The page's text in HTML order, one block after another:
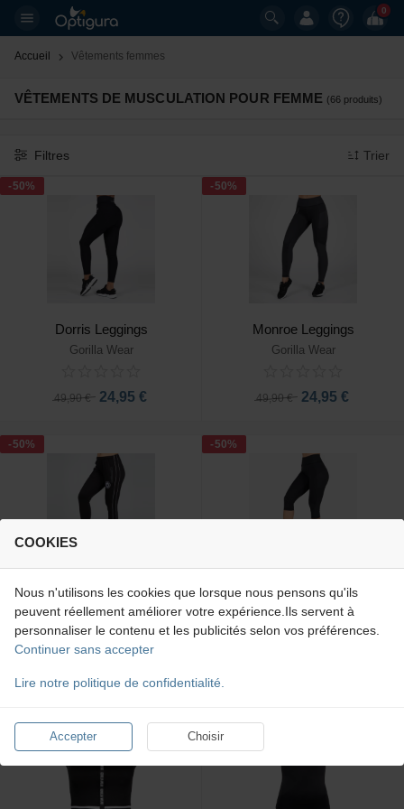
0
Accueil Vêtements femmes
VÊTEMENTS DE MUSCULATION POUR FEMME (66 produits)
Filtres Trier
-50%
Dorris Leggings
Gorilla Wear
49,90 € 24,95 €
-50%
Monroe Leggings
Gorilla Wear
49,90 € 24,95 €
-50%
Montana Track Pants
Gorilla Wear
49,90 € 24,95 €
-50%
Monroe Cropped Leggings
Gorilla Wear
COOKIES
Nous n'utilisons les cookies que lorsque nous pensons qu'ils
peuvent réellement améliorer votre expérience.Ils servent à
personnaliser le contenu et les publicités selon vos préférences.
Continuer sans accepter
Lire notre politique de confidentialité.
Accepter Choisir